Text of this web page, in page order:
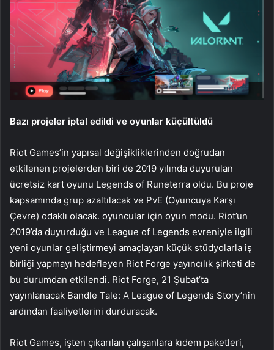
Bazı projeler iptal edildi ve oyunlar küçültüldü
Riot Games’in yapısal değişikliklerinden doğrudan
etkilenen projelerden biri de 2019 yılında duyurulan
ücretsiz kart oyunu Legends of Runeterra oldu. Bu proje
kapsamında grup azaltılacak ve PvE (Oyuncuya Karşı
Çevre) odaklı olacak. oyuncular için oyun modu. Riot’un
2019’da duyurduğu ve League of Legends evreniyle ilgili
yeni oyunlar geliştirmeyi amaçlayan küçük stüdyolarla iş
birliği yapmayı hedefleyen Riot Forge yayıncılık şirketi de
bu durumdan etkilendi. Riot Forge, 21 Şubat’ta
yayınlanacak Bandle Tale: A League of Legends Story’nin
ardından faaliyetlerini durduracak.
Riot Games, işten çıkarılan çalışanlara kıdem paketleri,